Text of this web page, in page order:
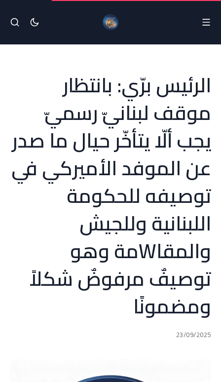
الرئيس برّي: بانتظار
موقف لبنانيّ رسميّ
يجب ألّا يتأخّر حيال ما صدر
عن الموفد الأميركي في
توصيفه للحكومة
اللبنانية وللجيش
والمقاWمة وهو
توصيفٌ مرفوضٌ شكلاً
ومضمونًا
23/09/2025